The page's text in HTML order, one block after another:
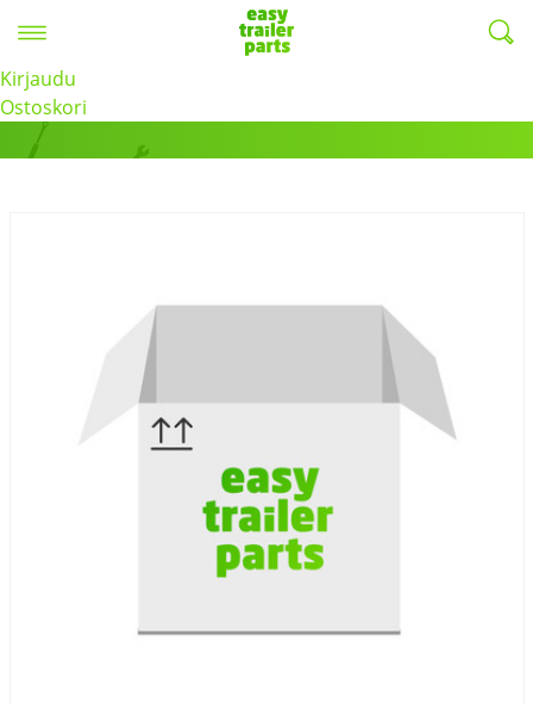
Kirjaudu
Ostoskori
Tuotteet